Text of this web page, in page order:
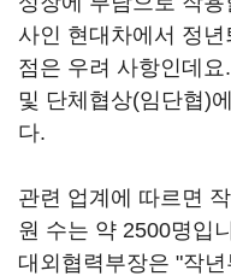
사인 현대차에서 정
점은 우려 사항인데
및 단체협상(임단협)
다.
관련 업계에 따르면
원 수는 약 2500명입
대외협력부장은 "작